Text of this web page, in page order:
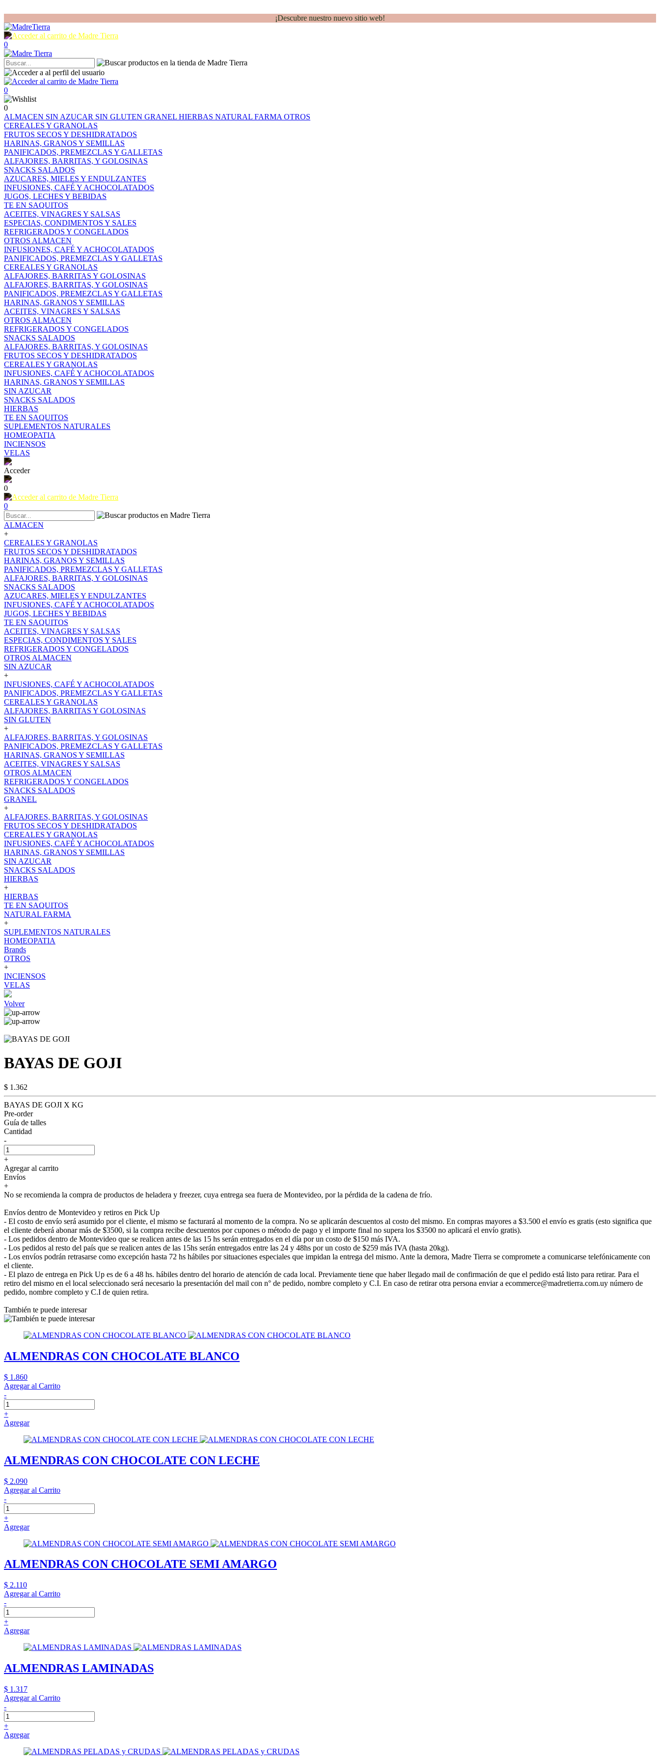
¡Descubre nuestro nuevo sitio web!
0
0
0
ALMACEN SIN AZUCAR SIN GLUTEN GRANEL HIERBAS NATURAL FARMA OTROS
CEREALES Y GRANOLAS
FRUTOS SECOS Y DESHIDRATADOS
HARINAS, GRANOS Y SEMILLAS
PANIFICADOS, PREMEZCLAS Y GALLETAS
ALFAJORES, BARRITAS, Y GOLOSINAS
SNACKS SALADOS
AZUCARES, MIELES Y ENDULZANTES
INFUSIONES, CAFÉ Y ACHOCOLATADOS
JUGOS, LECHES Y BEBIDAS
TE EN SAQUITOS
ACEITES, VINAGRES Y SALSAS
ESPECIAS, CONDIMENTOS Y SALES
REFRIGERADOS Y CONGELADOS
OTROS ALMACEN
INFUSIONES, CAFÉ Y ACHOCOLATADOS
PANIFICADOS, PREMEZCLAS Y GALLETAS
CEREALES Y GRANOLAS
ALFAJORES, BARRITAS Y GOLOSINAS
ALFAJORES, BARRITAS, Y GOLOSINAS
PANIFICADOS, PREMEZCLAS Y GALLETAS
HARINAS, GRANOS Y SEMILLAS
ACEITES, VINAGRES Y SALSAS
OTROS ALMACEN
REFRIGERADOS Y CONGELADOS
SNACKS SALADOS
ALFAJORES, BARRITAS, Y GOLOSINAS
FRUTOS SECOS Y DESHIDRATADOS
CEREALES Y GRANOLAS
INFUSIONES, CAFÉ Y ACHOCOLATADOS
HARINAS, GRANOS Y SEMILLAS
SIN AZUCAR
SNACKS SALADOS
HIERBAS
TE EN SAQUITOS
SUPLEMENTOS NATURALES
HOMEOPATIA
INCIENSOS
VELAS
Acceder
0
0
ALMACEN
+
CEREALES Y GRANOLAS
FRUTOS SECOS Y DESHIDRATADOS
HARINAS, GRANOS Y SEMILLAS
PANIFICADOS, PREMEZCLAS Y GALLETAS
ALFAJORES, BARRITAS, Y GOLOSINAS
SNACKS SALADOS
AZUCARES, MIELES Y ENDULZANTES
INFUSIONES, CAFÉ Y ACHOCOLATADOS
JUGOS, LECHES Y BEBIDAS
TE EN SAQUITOS
ACEITES, VINAGRES Y SALSAS
ESPECIAS, CONDIMENTOS Y SALES
REFRIGERADOS Y CONGELADOS
OTROS ALMACEN
SIN AZUCAR
+
INFUSIONES, CAFÉ Y ACHOCOLATADOS
PANIFICADOS, PREMEZCLAS Y GALLETAS
CEREALES Y GRANOLAS
ALFAJORES, BARRITAS Y GOLOSINAS
SIN GLUTEN
+
ALFAJORES, BARRITAS, Y GOLOSINAS
PANIFICADOS, PREMEZCLAS Y GALLETAS
HARINAS, GRANOS Y SEMILLAS
ACEITES, VINAGRES Y SALSAS
OTROS ALMACEN
REFRIGERADOS Y CONGELADOS
SNACKS SALADOS
GRANEL
+
ALFAJORES, BARRITAS, Y GOLOSINAS
FRUTOS SECOS Y DESHIDRATADOS
CEREALES Y GRANOLAS
INFUSIONES, CAFÉ Y ACHOCOLATADOS
HARINAS, GRANOS Y SEMILLAS
SIN AZUCAR
SNACKS SALADOS
HIERBAS
+
HIERBAS
TE EN SAQUITOS
NATURAL FARMA
+
SUPLEMENTOS NATURALES
HOMEOPATIA
Brands
OTROS
+
INCIENSOS
VELAS
Volver
BAYAS DE GOJI
$ 1.362
BAYAS DE GOJI X KG
Pre-order
Guía de talles
Cantidad
-
+
Agregar al carrito
Envíos
+
No se recomienda la compra de productos de heladera y freezer, cuya entrega sea fuera de Montevideo, por la pérdida de la cadena de frío.
Envíos dentro de Montevideo y retiros en Pick Up
- El costo de envío será asumido por el cliente, el mismo se facturará al momento de la compra. No se aplicarán descuentos al costo del mismo. En compras mayores a $3.500 el envío es gratis (esto significa que
el cliente deberá abonar más de $3500, si la compra recibe descuentos por cupones o método de pago y el importe final no supera los $3500 no aplicará el envío gratis).
- Los pedidos dentro de Montevideo que se realicen antes de las 15 hs serán entregados en el día por un costo de $150 más IVA.
- Los pedidos al resto del país que se realicen antes de las 15hs serán entregados entre las 24 y 48hs por un costo de $259 más IVA (hasta 20kg).
- Los envíos podrán retrasarse como excepción hasta 72 hs hábiles por situaciones especiales que impidan la entrega del mismo. Ante la demora, Madre Tierra se compromete a comunicarse telefónicamente con
el cliente.
- El plazo de entrega en Pick Up es de 6 a 48 hs. hábiles dentro del horario de atención de cada local. Previamente tiene que haber llegado mail de confirmación de que el pedido está listo para retirar. Para el
retiro del mismo en el local seleccionado será necesario la presentación del mail con n° de pedido, nombre completo y C.I. En caso de retirar otra persona enviar a ecommerce@madretierra.com.uy número de
pedido, nombre completo y C.I de quien retira.
También te puede interesar
ALMENDRAS CON CHOCOLATE BLANCO
$ 1.860
Agregar al Carrito
-
+
Agregar
ALMENDRAS CON CHOCOLATE CON LECHE
$ 2.090
Agregar al Carrito
-
+
Agregar
ALMENDRAS CON CHOCOLATE SEMI AMARGO
$ 2.110
Agregar al Carrito
-
+
Agregar
ALMENDRAS LAMINADAS
$ 1.317
Agregar al Carrito
-
+
Agregar